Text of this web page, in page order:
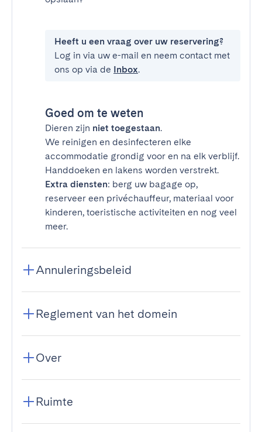
Heeft u een vraag over uw reservering?
Log in via uw e-mail en neem contact met
ons op via de Inbox.
Goed om te weten
Dieren zijn niet toegestaan.
We reinigen en desinfecteren elke
accommodatie grondig voor en na elk verblijf.
Handdoeken en lakens worden verstrekt.
Extra diensten: berg uw bagage op,
reserveer een privéchauffeur, materiaal voor
kinderen, toeristische activiteiten en nog veel
meer.
Annuleringsbeleid
Reglement van het domein
Over
Ruimte